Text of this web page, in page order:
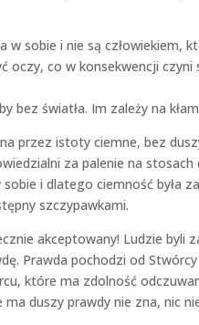
w sobie i nie są człowiekiem,
oczy, co w konsekwencji
bez światła. Im zależy na
przez istoty ciemne, bez
za palenie na
sobie i dlatego ciemność była
szczypawkami.
akceptowany! Ludzie
Prawda pochodzi od
które ma zdolność
ma duszy prawdy nie zna, nic